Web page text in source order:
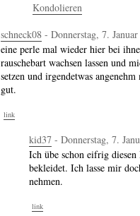
Kondolieren
schneck08 - Donnerstag, 7.
eine perle mal wieder hier bei
rauschebart wachsen lassen und
setzen und irgendetwas
gut.
link
kid37 - Donnerstag, 7.
Ich übe schon eifrig
bekleidet. Ich lasse mir
nehmen.
link